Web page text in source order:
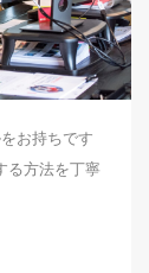
お持ちです
る方法を丁寧